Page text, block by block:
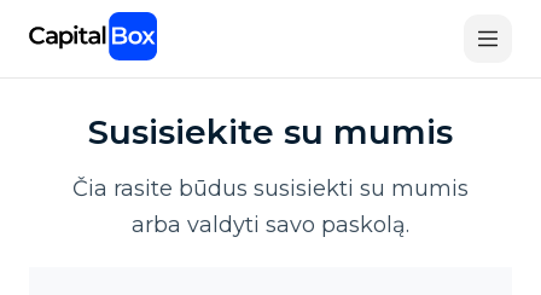
content
Susisiekite su mumis
Čia rasite būdus susisiekti su mumis
arba valdyti savo paskolą.